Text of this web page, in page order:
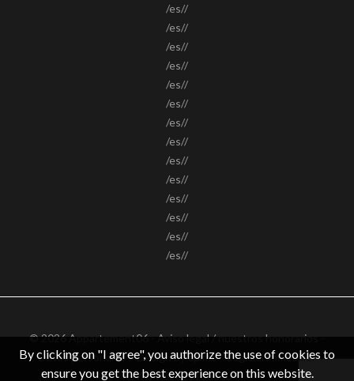
/es//
/es//
/es//
/es//
/es//
/es//
/es//
/es//
/es//
/es//
/es//
/es//
/es//
/es//
© 2026 Appartement06 -Aviso legal / nuestros honorarios-
Datos personales– Design byapimo™ Logiciel immobilier
IGV : FR62511186363
By clicking on "I agree", you authorize the use of cookies to
ensure you get the best experience on this website.